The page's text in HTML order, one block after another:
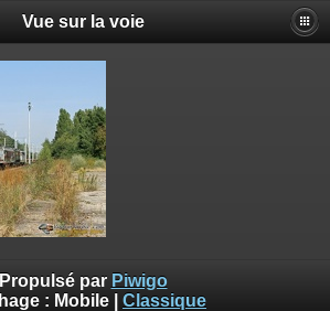
Vue sur la voie
Propulsé par Piwigo
: Mobile Classique